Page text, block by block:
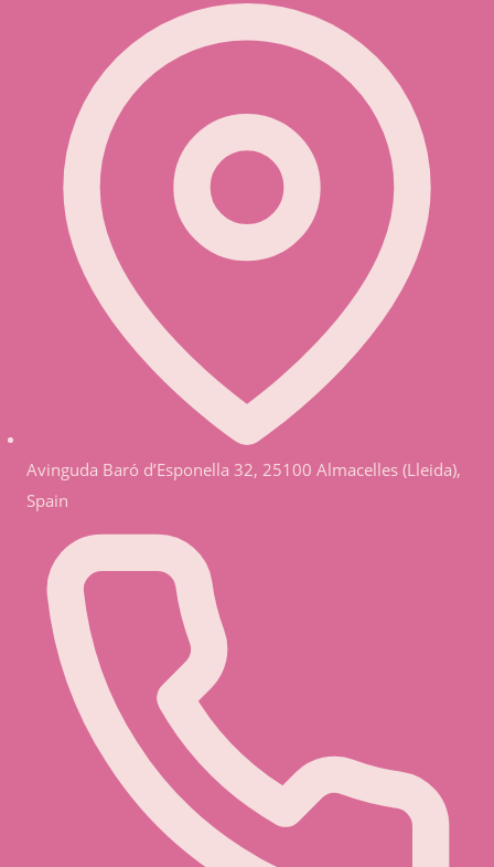
Avinguda Baró d’Esponella 32, 25100 Almacelles (Lleida),
Spain